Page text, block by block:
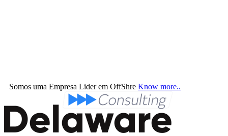
Somos uma Empresa Lider em OffShre Know more..